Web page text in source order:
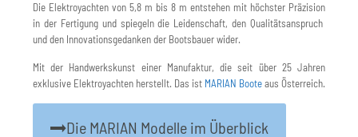
Die Elektroyachten von 5,8 m bis 8 m entstehen mit höchster Präzision
in der Fertigung und spiegeln die Leidenschaft, den Qualitätsanspruch
und den Innovationsgedanken der Bootsbauer wider.
Mit der Handwerkskunst einer Manufaktur, die seit über 25 Jahren
exklusive Elektroyachten herstellt. Das ist MARIAN Booteaus Österreich.
Die MARIAN Modelle im Überblick